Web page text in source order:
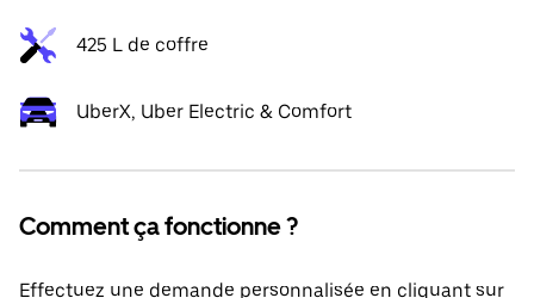
425 L de coffre
UberX, Uber Electric & Comfort
Comment ça fonctionne ?
Effectuez une demande personnalisée en cliquant sur